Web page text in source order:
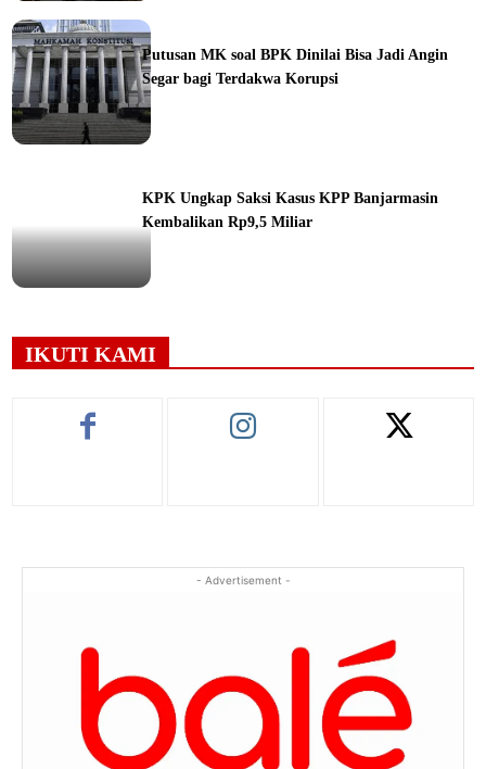
Putusan MK soal BPK Dinilai Bisa Jadi Angin
Segar bagi Terdakwa Korupsi
KPK Ungkap Saksi Kasus KPP Banjarmasin
Kembalikan Rp9,5 Miliar
IKUTI KAMI
- Advertisement -